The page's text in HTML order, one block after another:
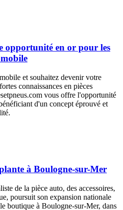
opportunité en or pour les
et souhaitez devenir votre
connaissances en pièces
vous offre l'opportunité
d'un concept éprouvé et
à Boulogne-sur-Mer
de la pièce auto, des accessoires,
poursuit son expansion nationale
boutique à Boulogne-sur-Mer, dans